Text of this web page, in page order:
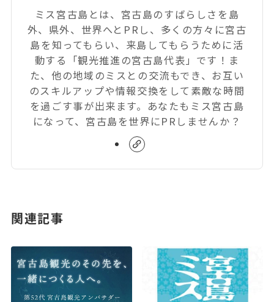
ミス宮古島とは、宮古島のすばらしさを島
外、県外、世界へとPRし、多くの方々に宮古
島を知ってもらい、来島してもらうために活
動する「観光推進の宮古島代表」です！ま
た、他の地域のミスとの交流もでき、お互い
のスキルアップや情報交換をして素敵な時間
を過ごす事が出来ます。あなたもミス宮古島
になって、宮古島を世界にPRしませんか？
関連記事